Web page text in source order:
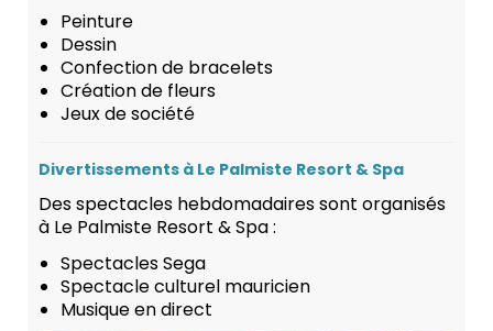
Peinture
Dessin
Confection de bracelets
Création de fleurs
Jeux de société
Divertissements à Le Palmiste Resort & Spa
Des spectacles hebdomadaires sont organisés
à Le Palmiste Resort & Spa :
Spectacles Sega
Spectacle culturel mauricien
Musique en direct